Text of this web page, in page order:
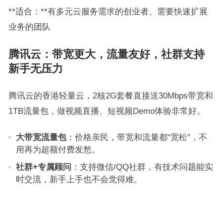
**适合：**有多元云服务需求的创业者、需要快速扩展
业务的团队
腾讯云：带宽更大，流量友好，社群支持
新手无压力
腾讯云的香港轻量云，2核2G套餐直接送30Mbps带宽和
1TB流量包，做视频直播、短视频Demo体验非常好。
大带宽流量包：价格亲民，带宽和流量都“宽松”，不
用再为超额付费发愁。
社群+专属顾问 ：支持微信/QQ社群，有技术问题能实
时交流，新手上手也不会觉得难。